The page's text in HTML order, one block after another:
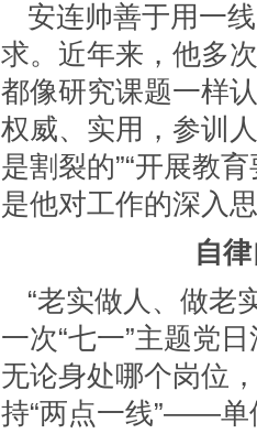
安连帅善于用一
求。近年来，他多
都像研究课题一样
权威、实用，参训
是割裂的”“开展教
是他对工作的深入
自
“老实做人、做老
一次“七一”主题党
无论身处哪个岗位
持“两点一线”——单